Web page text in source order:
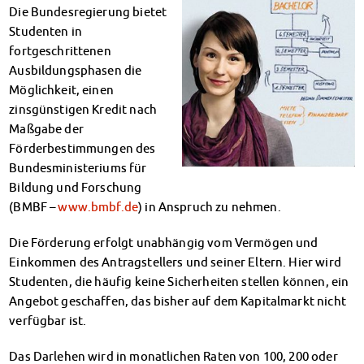
AnsprechpartnerInnen
Mensen & Cafeterien
Heute in unseren Mensen
JoGo – Studibar + Eventspace
Klimabewusst essen
Mensa-FAQs
CampusCatering
MensaFeedback
AnsprechpartnerInnen
Wohnen
Wohnheime im Überblick
Wohnheime in Wernigerode
Wohnheimantrag & -service
MIT einander – FÜR einander
Wohnheimtutoren
Wohnen-FAQ
Die Bundesregierung bietet
Studenten in
fortgeschrittenen
Ausbildungsphasen die
Möglichkeit, einen
zinsgünstigen Kredit nach
Maßgabe der
Förderbestimmungen des
Bundesministeriums für
Bildung und Forschung
(BMBF –www.bmbf.de) in Anspruch zu nehmen.
Die Förderung erfolgt unabhängig vom Vermögen und
Einkommen des Antragstellers und seiner Eltern. Hier wird
Studenten, die häufig keine Sicherheiten stellen können, ein
Angebot geschaffen, das bisher auf dem Kapitalmarkt nicht
verfügbar ist.
Das Darlehen wird in monatlichen Raten von 100, 200 oder